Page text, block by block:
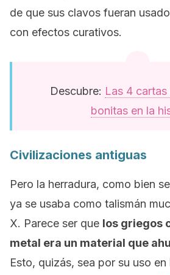
de que sus clavos fueran
con efectos curativos.
Descubre: Las 4
bonitas en la
Civilizaciones antiguas
Pero la herradura, como bien
ya se usaba como talismán
X. Parece ser que los griegos
metal era un material que
Esto, quizás, sea por su uso